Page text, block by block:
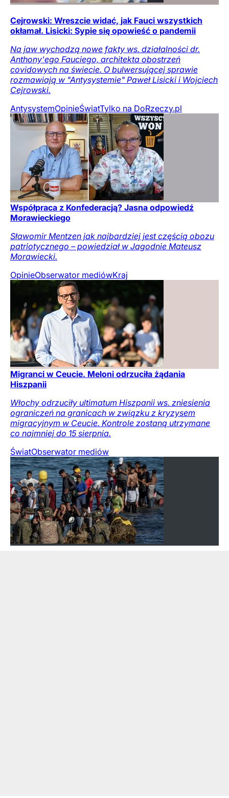
Cejrowski: Wreszcie widać, jak Fauci wszystkich
okłamał. Lisicki: Sypie się opowieść o pandemii
Na jaw wychodzą nowe fakty ws. działalności dr.
Anthony'ego Fauciego, architekta obostrzeń
covidowych na świecie. O bulwersującej sprawie
rozmawiają w "Antysystemie" Paweł Lisicki i Wojciech
Cejrowski.
AntysystemOpinieŚwiatTylko na DoRzeczy.pl
Współpraca z Konfederacją? Jasna odpowiedź
Morawieckiego
Sławomir Mentzen jak najbardziej jest częścią obozu
patriotycznego – powiedział w Jagodnie Mateusz
Morawiecki.
OpinieObserwator mediówKraj
Migranci w Ceucie. Meloni odrzuciła żądania
Hiszpanii
Włochy odrzuciły ultimatum Hiszpanii ws. zniesienia
ograniczeń na granicach w związku z kryzysem
migracyjnym w Ceucie. Kontrole zostaną utrzymane
co najmniej do 15 sierpnia.
ŚwiatObserwator mediów